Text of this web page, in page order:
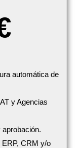
automática de
y Agencias
aprobación.
CRM y/o